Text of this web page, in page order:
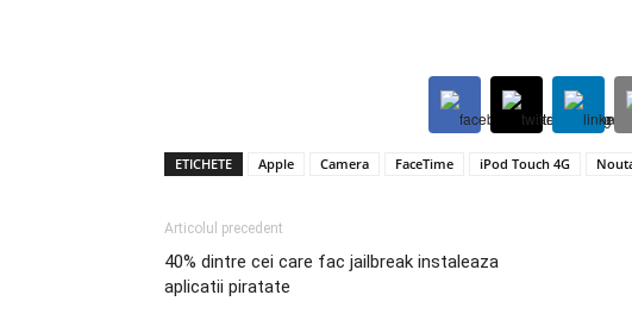
ETICHETE Apple Camera FaceTime iPod Touch 4G
Articolul precedent
40% dintre cei care fac jailbreak instaleaza
aplicatii piratate